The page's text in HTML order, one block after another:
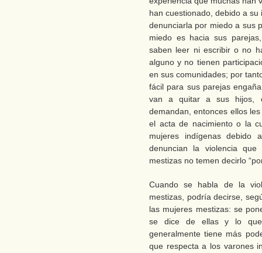
han cuestionado, debido a
denunciarla por miedo a sus
miedo es hacia sus
saben leer ni escribir o no
alguno y no tienen
en sus comunidades; por
fácil para sus parejas
van a quitar a sus hijos,
demandan, entonces ellos
el acta de nacimiento o la
mujeres indígenas debido
denuncian la violencia
mestizas no temen decirlo
Cuando se habla de la
mestizas, podría decirse,
las mujeres mestizas: se
se dice de ellas y lo
generalmente tiene más
que respecta a los varones